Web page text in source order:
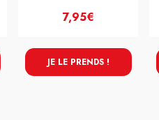
7,95€
JE LE PRENDS !